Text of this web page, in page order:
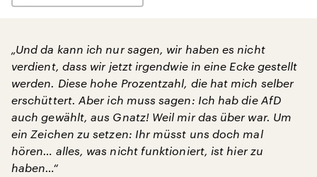
„Und da kann ich nur sagen, wir haben es nicht
verdient, dass wir jetzt irgendwie in eine Ecke gestellt
werden. Diese hohe Prozentzahl, die hat mich selber
erschüttert. Aber ich muss sagen: Ich hab die AfD
auch gewählt, aus Gnatz! Weil mir das über war. Um
ein Zeichen zu setzen: Ihr müsst uns doch mal
hören… alles, was nicht funktioniert, ist hier zu
haben…“